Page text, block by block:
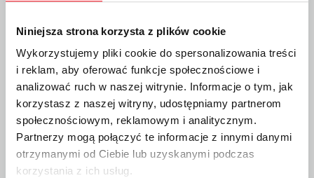
Niniejsza strona korzysta z plików cookie
Wykorzystujemy pliki cookie do spersonalizowania treści
i reklam, aby oferować funkcje społecznościowe i
analizować ruch w naszej witrynie. Informacje o tym, jak
korzystasz z naszej witryny, udostępniamy partnerom
społecznościowym, reklamowym i analitycznym.
Partnerzy mogą połączyć te informacje z innymi danymi
otrzymanymi od Ciebie lub uzyskanymi podczas
korzystania z ich usług.
Termin składania wniosków
2025-07-30
Status
po otwarciu ofert / wniosków
Termin składania ofert: 30 lipca 2025 r. do godz. 12:00